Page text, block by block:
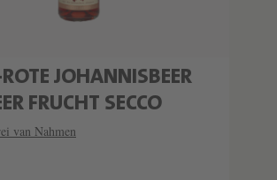
JOHANNISBEER
FRUCHT SECCO
van Nahmen